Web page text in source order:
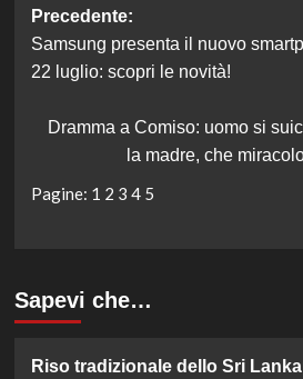
Navigazione
articolo
Precedente:
Samsung presenta il nuovo
22 luglio: scopri le novità!
Dramma a Comiso: uomo si
la madre, che
Pagine: 1 2 3 4 5
Sapevi che…
Riso tradizionale dello Sri